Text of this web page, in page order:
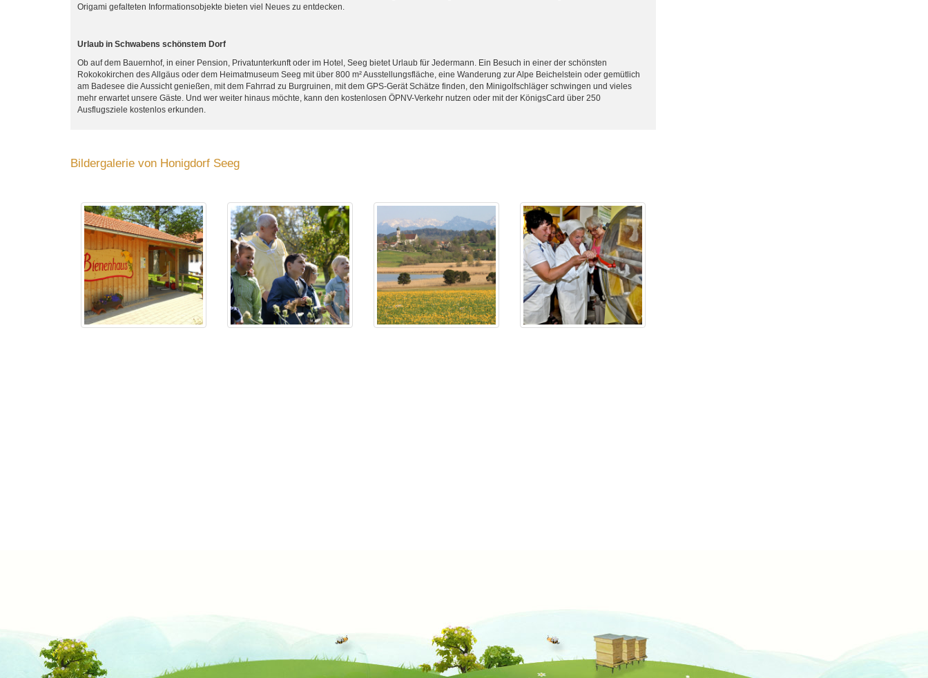
Origami gefalteten Informationsobjekte bieten viel Neues zu entdecken.
Urlaub in Schwabens schönstem Dorf
Ob auf dem Bauernhof, in einer Pension, Privatunterkunft oder im Hotel, Seeg bietet Urlaub für Jedermann. Ein Besuch in einer der schönsten
Rokokokirchen des Allgäus oder dem Heimatmuseum Seeg mit über 800 m² Ausstellungsfläche, eine Wanderung zur Alpe Beichelstein oder gemütlich
am Badesee die Aussicht genießen, mit dem Fahrrad zu Burgruinen, mit dem GPS-Gerät Schätze finden, den Minigolfschläger schwingen und vieles
mehr erwartet unsere Gäste. Und wer weiter hinaus möchte, kann den kostenlosen ÖPNV-Verkehr nutzen oder mit der KönigsCard über 250
Ausflugsziele kostenlos erkunden.
Bildergalerie von Honigdorf Seeg